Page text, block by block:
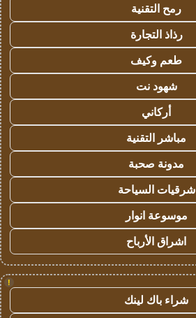
رمح التقنية
رذاذ التجارة
طعم وكيف
شهود نت
أركاني
مباشر التقنية
مدونة صحبة
شرقيات السياحة
موسوعة انوار
اشراق الأرباح
!
شراء باك لينك